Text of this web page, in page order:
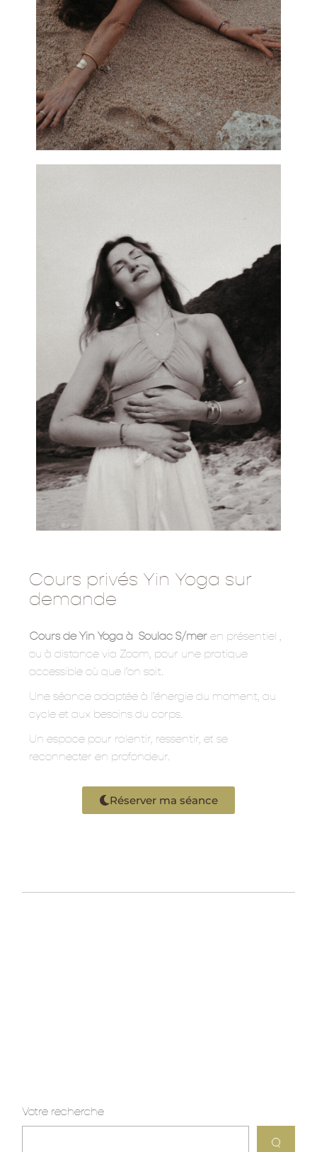
Cours privés Yin Yoga sur
demande
Cours de Yin Yoga à Soulac S/mer en présentiel ,
ou à distance via Zoom, pour une pratique
accessible où que l’on soit.
Une séance adaptée à l’énergie du moment, au
cycle et aux besoins du corps.
Un espace pour ralentir, ressentir, et se
reconnecter en profondeur.
Réserver ma séance
Votre recherche